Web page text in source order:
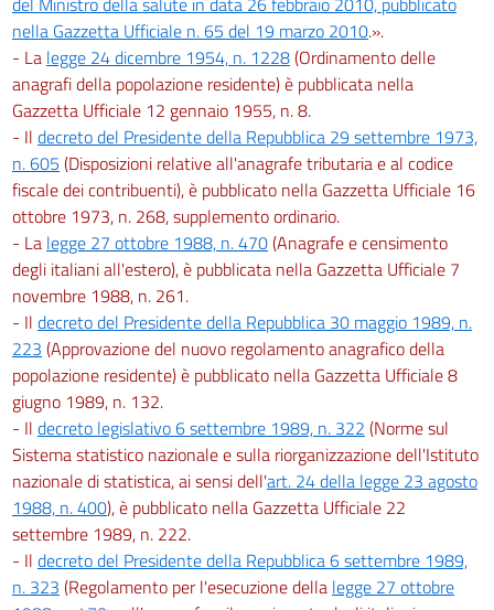
nella Gazzetta Ufficiale n. 65 del 19 marzo 2010.».
- La legge 24 dicembre 1954, n. 1228(Ordinamento delle
anagrafi della popolazione residente) è pubblicata nella
Gazzetta Ufficiale 12 gennaio 1955, n. 8.
- Il decreto del Presidente della Repubblica 29 settembre 1973,
n. 605 (Disposizioni relative all'anagrafe tributaria e al codice
fiscale dei contribuenti), è pubblicato nella Gazzetta Ufficiale 16
ottobre 1973, n. 268, supplemento ordinario.
- La legge 27 ottobre 1988, n. 470(Anagrafe e censimento
degli italiani all'estero), è pubblicata nella Gazzetta Ufficiale 7
novembre 1988, n. 261.
- Il decreto del Presidente della Repubblica 30 maggio 1989, n.
223 (Approvazione del nuovo regolamento anagrafico della
popolazione residente) è pubblicato nella Gazzetta Ufficiale 8
giugno 1989, n. 132.
- Il decreto legislativo 6 settembre 1989, n. 322 (Norme sul
Sistema statistico nazionale e sulla riorganizzazione dell'Istituto
nazionale di statistica, ai sensi dell'art. 24 della legge 23 agosto
1988, n. 400), è pubblicato nella Gazzetta Ufficiale 22
settembre 1989, n. 222.
- Il decreto del Presidente della Repubblica 6 settembre 1989,
n. 323 (Regolamento per l'esecuzione della legge 27 ottobre